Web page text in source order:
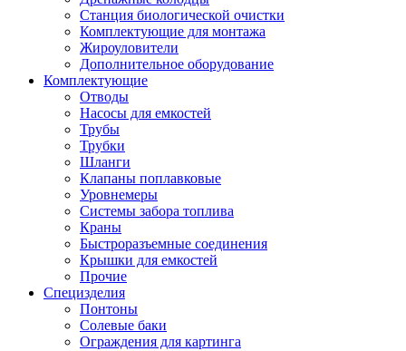
Станция биологической очистки
Комплектующие для монтажа
Жироуловители
Дополнительное оборудование
Комплектующие
Отводы
Насосы для емкостей
Трубы
Трубки
Шланги
Клапаны поплавковые
Уровнемеры
Системы забора топлива
Краны
Быстроразъемные соединения
Крышки для емкостей
Прочие
Специзделия
Понтоны
Солевые баки
Ограждения для картинга